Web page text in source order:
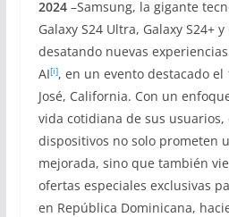
2024–Samsung, la gigante
Galaxy S24 Ultra, Galaxy S24+ y
desatando nuevas
AI[i], en un evento destacado el
José, California. Con un
vida cotidiana de sus usuarios,
dispositivos no solo prometen
mejorada, sino que también
ofertas especiales exclusivas
en República Dominicana,